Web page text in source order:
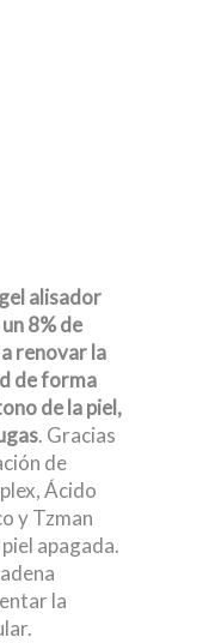
gel alisador
8% de
renovar la
de forma
de la piel,
. Gracias
de
Ácido
y Tzman
apagada.
la